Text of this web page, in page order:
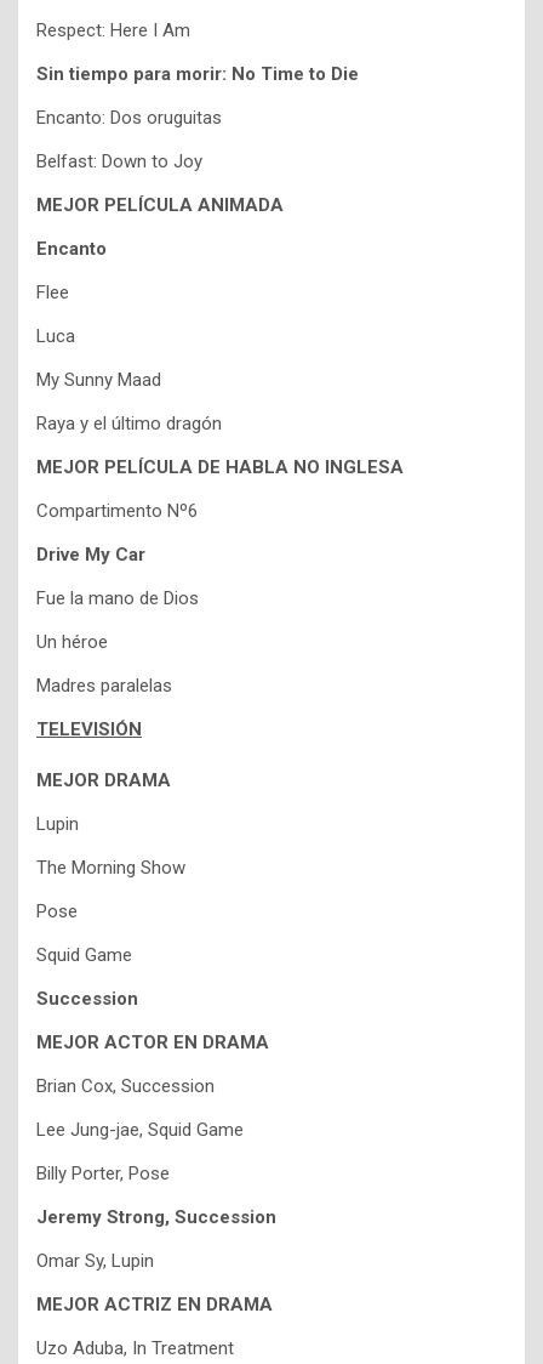
Respect: Here I Am
Sin tiempo para morir: No Time to Die
Encanto: Dos oruguitas
Belfast: Down to Joy
MEJOR PELÍCULA ANIMADA
Encanto
Flee
Luca
My Sunny Maad
Raya y el último dragón
MEJOR PELÍCULA DE HABLA NO INGLESA
Compartimento Nº6
Drive My Car
Fue la mano de Dios
Un héroe
Madres paralelas
TELEVISIÓN
MEJOR DRAMA
Lupin
The Morning Show
Pose
Squid Game
Succession
MEJOR ACTOR EN DRAMA
Brian Cox, Succession
Lee Jung-jae, Squid Game
Billy Porter, Pose
Jeremy Strong, Succession
Omar Sy, Lupin
MEJOR ACTRIZ EN DRAMA
Uzo Aduba, In Treatment